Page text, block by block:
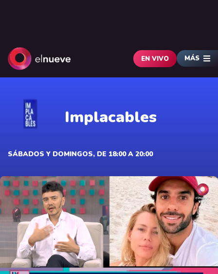
EN VIVO MÁS
Implacables
SÁBADOS Y DOMINGOS, DE 18:00 A 20:00